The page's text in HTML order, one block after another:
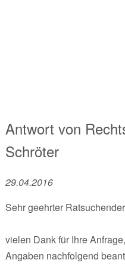
Antwort von
Schröter
29.04.2016
Sehr geehrter
vielen Dank für Ihre
Angaben nachfolgend